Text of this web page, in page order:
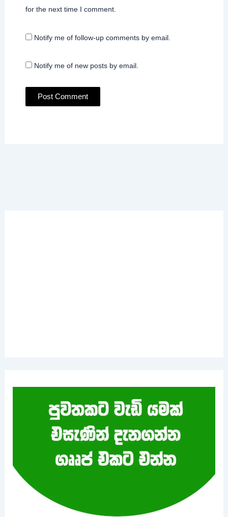
for the next time I comment.
Notify me of follow-up comments by email.
Notify me of new posts by email.